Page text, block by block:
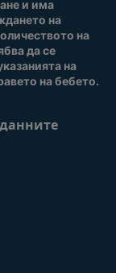
и има
на
на
да се
на
на бебето.